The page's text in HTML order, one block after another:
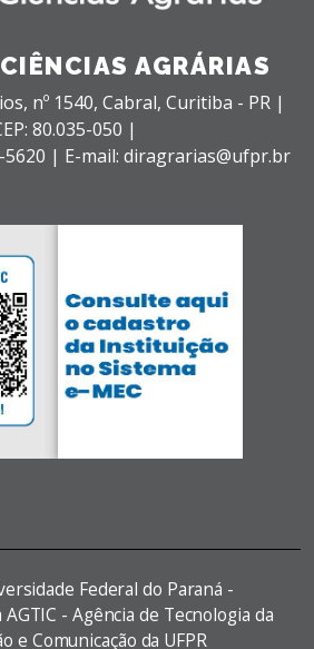
AGRÁRIAS
nº 1540, Cabral, Curitiba - PR |
80.035-050 |
5620 | E-mail: diragrarias@ufpr.br
Federal do Paraná -
- Agência de Tecnologia da
e Comunicação da UFPR